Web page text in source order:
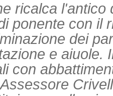
ricalca l'antico
ponente con il
dei
e aiuole.
con